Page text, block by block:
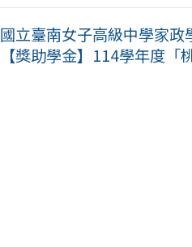
國立臺南女子高級中學家
【獎助學金】114學年度